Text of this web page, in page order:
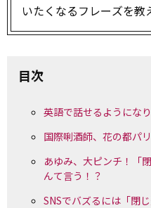
いたくなるフレーズを教
目次
英語で話せるようにな
国際唎酒師、花の都パ
あゆみ、大ピンチ！「
んて言う！？
SNSでバズるには「閉